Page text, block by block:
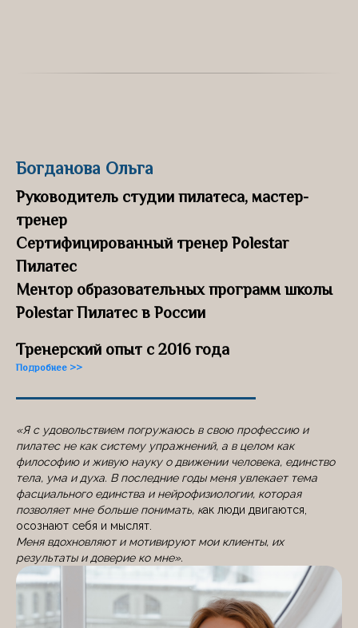
Богданова Ольга
Руководитель студии пилатеса, мастер-
тренер
Сертифицированный тренер Polestar
Пилатес
Ментор образовательных программ школы
Polestar Пилатес в России
Тренерский опыт с 2016 года
Подробнее >>
«Я с удовольствием погружаюсь в свою профессию и
пилатес не как систему упражнений, а в целом как
философию и живую науку о движении человека, единство
тела, ума и духа. В последние годы меня увлекает тема
фасциального единства и нейрофизиологии, которая
позволяет мне больше понимать, как люди двигаются,
осознают себя и мыслят.
Меня вдохновляют и мотивируют мои клиенты, их
результаты и доверие ко мне».